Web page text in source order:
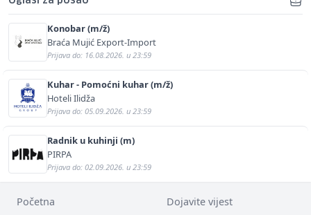
Konobar (m/ž)
Braća Mujić Export-Import
Prijava do: 16.08.2026. u 23:59
Kuhar - Pomoćni kuhar (m/ž)
Hoteli Ilidža
Prijava do: 05.09.2026. u 23:59
Radnik u kuhinji (m)
PIRPA
Prijava do: 02.09.2026. u 23:59
Početna Dojavite vijest